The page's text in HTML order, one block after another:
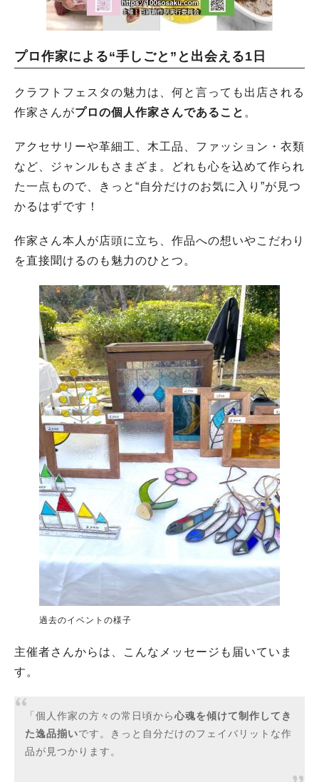
プロ作家による“手しごと”と出会える1日
クラフトフェスタの魅力は、何と言っても出店される
作家さんがプロの個人作家さんであること 。
アクセサリーや革細工、木工品、ファッション・衣類
など、ジャンルもさまざま。どれも心を込めて作られ
た一点もので、きっと“自分だけのお気に入り”が見つ
かるはずです！
作家さん本人が店頭に立ち、作品への想いやこだわり
を直接聞けるのも魅力のひとつ。
過去のイベントの様子
主催者さんからは、こんなメッセージも届いていま
す。
「個人作家の方々の常日頃から心魂を傾けて制作してき
た逸品揃いです。きっと自分だけのフェイバリットな作
品が見つかります。